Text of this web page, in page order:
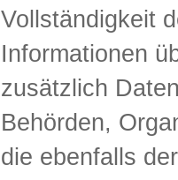
Vollständigkeit
Informationen
zusätzlich
Behörden,
die ebenfalls